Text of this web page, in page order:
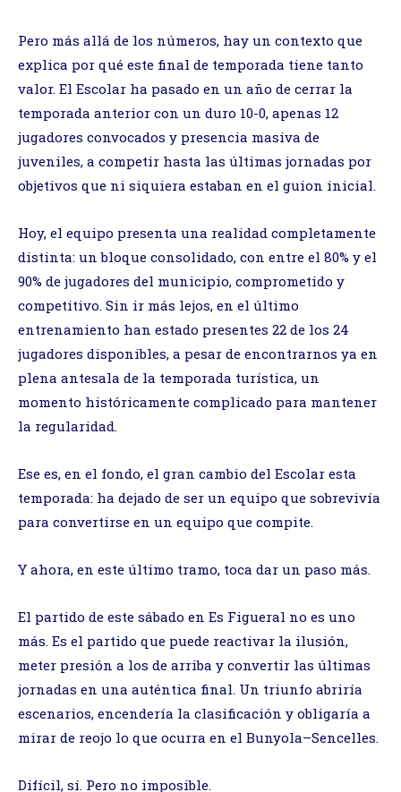
Pero más allá de los números, hay un contexto que
explica por qué este final de temporada tiene tanto
valor. El Escolar ha pasado en un año de cerrar la
temporada anterior con un duro 10-0, apenas 12
jugadores convocados y presencia masiva de
juveniles, a competir hasta las últimas jornadas por
objetivos que ni siquiera estaban en el guion inicial.
Hoy, el equipo presenta una realidad completamente
distinta: un bloque consolidado, con entre el 80% y el
90% de jugadores del municipio, comprometido y
competitivo. Sin ir más lejos, en el último
entrenamiento han estado presentes 22 de los 24
jugadores disponibles, a pesar de encontrarnos ya en
plena antesala de la temporada turística, un
momento históricamente complicado para mantener
la regularidad.
Ese es, en el fondo, el gran cambio del Escolar esta
temporada: ha dejado de ser un equipo que sobrevivía
para convertirse en un equipo que compite.
Y ahora, en este último tramo, toca dar un paso más.
El partido de este sábado en Es Figueral no es uno
más. Es el partido que puede reactivar la ilusión,
meter presión a los de arriba y convertir las últimas
jornadas en una auténtica final. Un triunfo abriría
escenarios, encendería la clasificación y obligaría a
mirar de reojo lo que ocurra en el Bunyola–Sencelles.
Difícil, sí. Pero no imposible.